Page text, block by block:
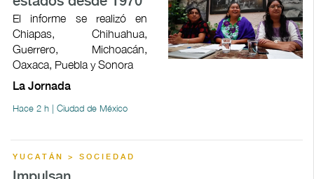
El informe se realizó en
Chiapas, Chihuahua,
Guerrero, Michoacán,
Oaxaca, Puebla y Sonora
La Jornada
Hace 2 h | Ciudad de México
YUCATÁN > SOCIEDAD